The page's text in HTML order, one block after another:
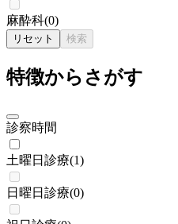
麻酔科(0)
リセット 検索
特徴からさがす
診察時間
土曜日診療(1)
日曜日診療(0)